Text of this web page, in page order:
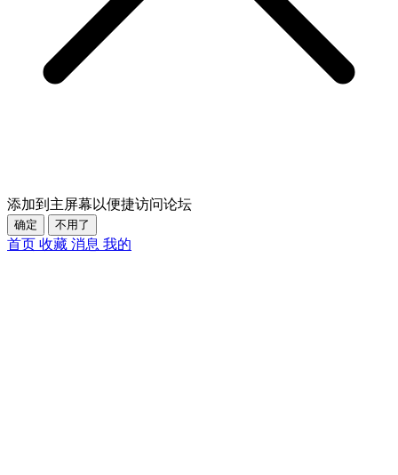
添加到主屏幕以便捷访问论坛
确定 不用了
首页 收藏 消息 我的